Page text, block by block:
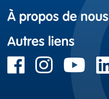
À propos de nous
Autres liens